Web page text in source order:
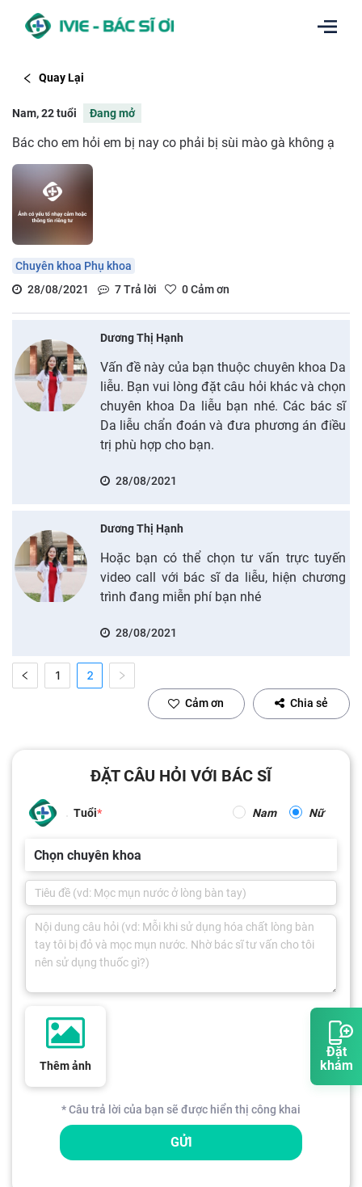
Đặt
khám
Quay Lại
Nam, 22 tuổi Đang mở
Bác cho em hỏi em bị nay co phải bị sùi mào gà không ạ
Chuyên khoa Phụ khoa
28/08/2021
7Trả lời 0Cảm ơn
Dương Thị Hạnh
Vấn đề này của bạn thuộc chuyên khoa Da
liễu. Bạn vui lòng đặt câu hỏi khác và chọn
chuyên khoa Da liễu bạn nhé. Các bác sĩ
Da liễu chẩn đoán và đưa phương án điều
trị phù hợp cho bạn.
28/08/2021
Dương Thị Hạnh
Hoặc bạn có thể chọn tư vấn trực tuyến
video call với bác sĩ da liễu, hiện chương
trình đang miễn phí bạn nhé
28/08/2021
1 2
Cảm ơn Chia sẻ
ĐẶT CÂU HỎI VỚI BÁC SĨ
Tuổi Nam Nữ
Chọn chuyên khoa
Thêm ảnh
* Câu trả lời của bạn sẽ được hiển thị công khai
GỬI